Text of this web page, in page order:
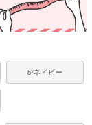
います。心地よい着
ズー、チワワ、パ
チュアシュナウザ
5/ネイビー